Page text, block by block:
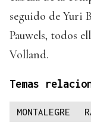
seguido de Yuri
Pauwels, todos
Volland.
Temas
MONTALEGRE